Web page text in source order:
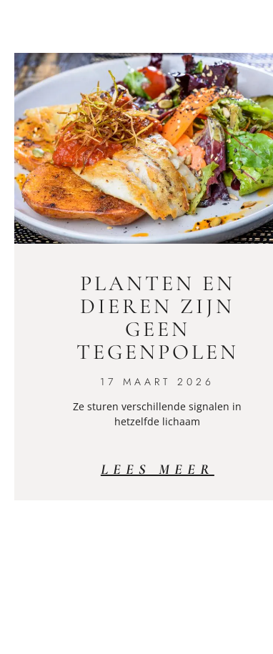
PLANTEN EN
DIEREN ZIJN
GEEN
TEGENPOLEN
17 MAART 2026
Ze sturen verschillende signalen in
hetzelfde lichaam
LEES MEER